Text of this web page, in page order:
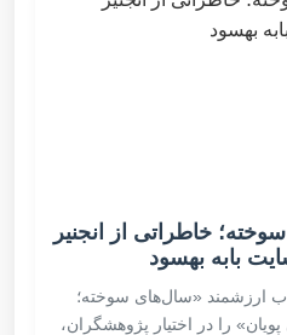
خاطراتی از انجنیر
بابه بهسود
ارزشمند «سال‌های سوخته؛
را در اختیار پژوهشگران،